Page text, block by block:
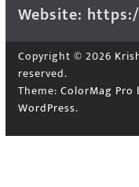
Website:
Copyright © 2026
reserved.
Theme: ColorMag Pro
WordPress.